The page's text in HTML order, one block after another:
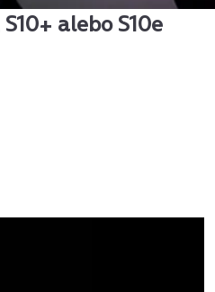
alebo S10e